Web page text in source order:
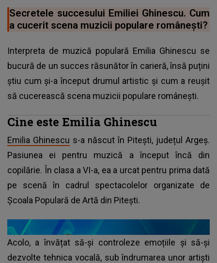
Secretele succesului Emiliei Ghinescu. Cum
a cucerit scena muzicii populare românești?
Interpreta de muzică populară Emilia Ghinescu se
bucură de un succes răsunător în carieră, însă puțini
știu cum și-a început drumul artistic și cum a reușit
să cucerească scena muzicii populare românești.
Cine este Emilia Ghinescu
Emilia Ghinescu s-a născut în Pitești, județul Argeș.
Pasiunea ei pentru muzică a început încă din
copilărie. În clasa a VI-a, ea a urcat pentru prima dată
pe scenă în cadrul spectacolelor organizate de
Școala Populară de Artă din Pitești.
Acolo, a învățat să-și controleze emoțiile și să-și
dezvolte tehnica vocală, sub îndrumarea unor artiști